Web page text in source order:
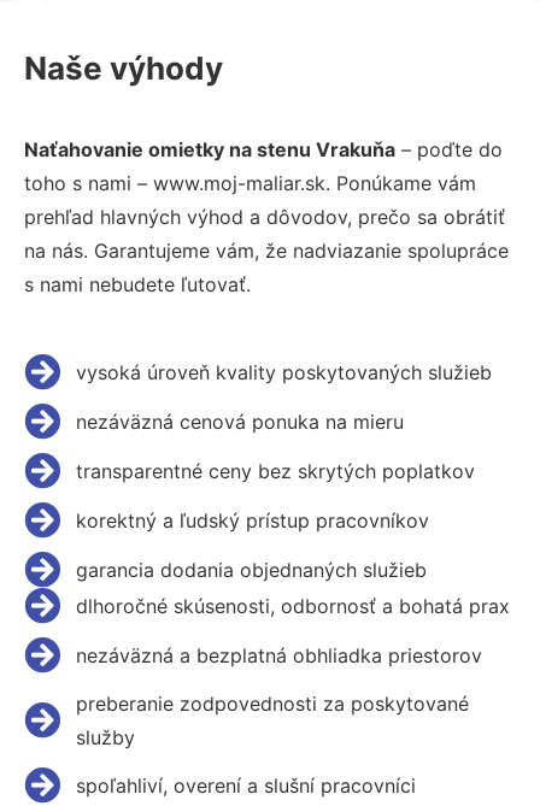
Naše výhody
Naťahovanie omietky na stenu Vrakuňa – poďte do
toho s nami – www.moj-maliar.sk. Ponúkame vám
prehľad hlavných výhod a dôvodov, prečo sa obrátiť
na nás. Garantujeme vám, že nadviazanie spolupráce
s nami nebudete ľutovať.
vysoká úroveň kvality poskytovaných služieb
nezáväzná cenová ponuka na mieru
transparentné ceny bez skrytých poplatkov
korektný a ľudský prístup pracovníkov
garancia dodania objednaných služieb
dlhoročné skúsenosti, odbornosť a bohatá prax
nezáväzná a bezplatná obhliadka priestorov
preberanie zodpovednosti za poskytované
služby
spoľahliví, overení a slušní pracovníci